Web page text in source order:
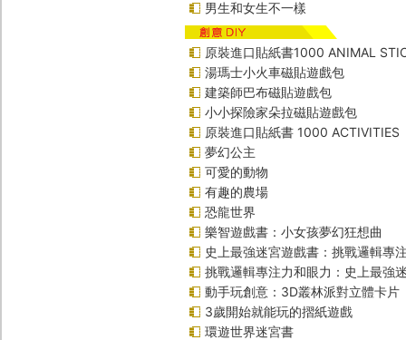
男生和女生不一樣
原裝進口貼紙書1000 ANIMAL
湯瑪士小火車磁貼遊戲包
建築師巴布磁貼遊戲包
小小探險家朵拉磁貼遊戲包
原裝進口貼紙書 1000 ACTIVITIES
夢幻公主
可愛的動物
有趣的農場
恐龍世界
樂智遊戲書：小女孩夢幻狂想曲
史上最強迷宮遊戲書：挑戰邏輯專
挑戰邏輯專注力和眼力：史上最強
動手玩創意：3D叢林派對立體卡片
3歲開始就能玩的摺紙遊戲
環遊世界迷宮書